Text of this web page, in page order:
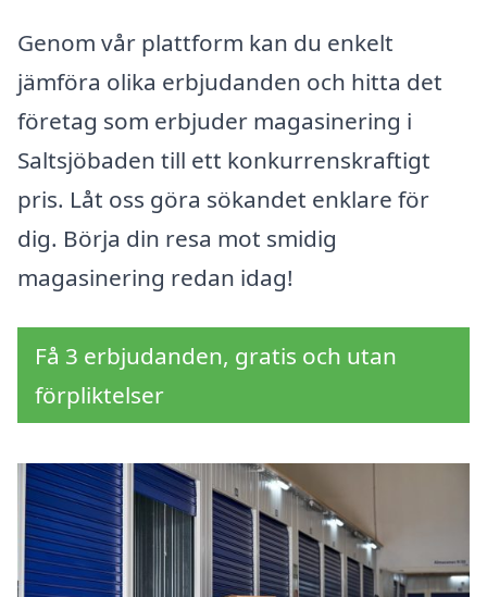
Genom vår plattform kan du enkelt
jämföra olika erbjudanden och hitta det
företag som erbjuder magasinering i
Saltsjöbaden till ett konkurrenskraftigt
pris. Låt oss göra sökandet enklare för
dig. Börja din resa mot smidig
magasinering redan idag!
Få 3 erbjudanden, gratis och utan
förpliktelser